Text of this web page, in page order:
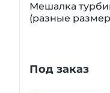
Мешалка
(разные
Под заказ